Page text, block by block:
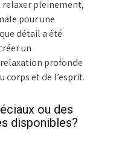
relaxer pleinement,
pour une
détail a été
un
profonde
et de l’esprit.
ou des
disponibles?